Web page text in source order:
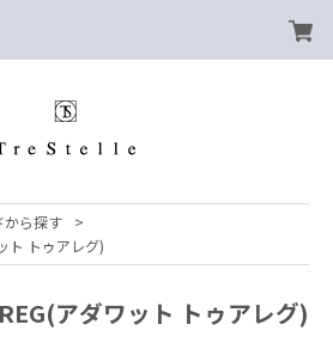
ら探す
ト トゥアレグ)
アダワット トゥアレグ)